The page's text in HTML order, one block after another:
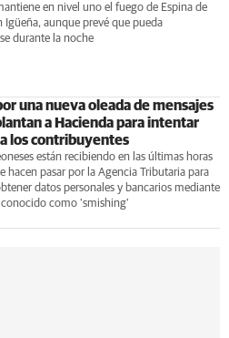
en nivel uno el fuego de Espina de
Igüeña, aunque prevé que pueda
durante la noche
una nueva oleada de mensajes
a Hacienda para intentar
los contribuyentes
están recibiendo en las últimas horas
hacen pasar por la Agencia Tributaria para
datos personales y bancarios mediante
como 'smishing'